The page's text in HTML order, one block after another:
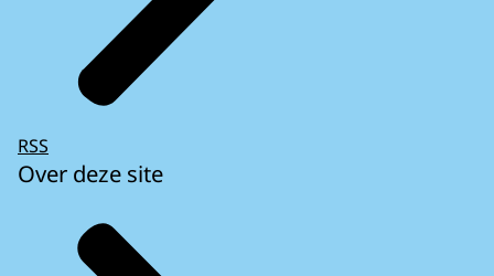
RSS
Over deze site